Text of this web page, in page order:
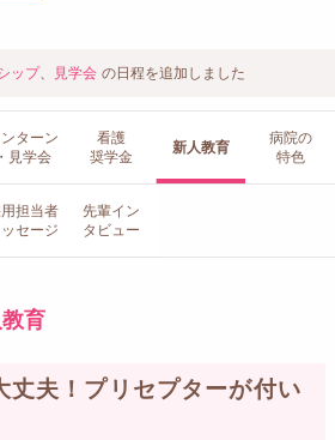
ップ、 見学会 の日程を追加しました
ターン
・見学会
看護
奨学金
新人教育
病院の
特色
担当者
ッセージ
先輩イン
タビュー
育
丈夫！プリセプターが付い